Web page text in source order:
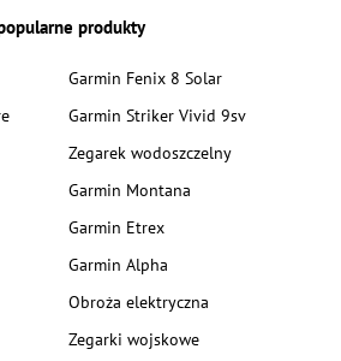
produkty
Garmin Fenix 8 Solar
Garmin Striker Vivid 9sv
Zegarek wodoszczelny
Garmin Montana
Garmin Etrex
Garmin Alpha
Obroża elektryczna
Zegarki wojskowe